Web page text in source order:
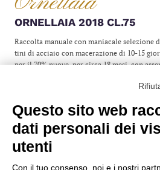
ORNELLAIA 2018 CL.75
Raccolta manuale con maniacale selezione
tini di acciaio con macerazione di 10-15
per il 70% nuove, per circa 18 mesi, con
mesi. Un vino mitico, immancabile in ogni
Colore
Rosso
Formato
75
Gradazione
14,00%
Anno
2018
Denominazione
Nazione
Italia
Regione
Questo sito web
dati personali dei
utenti
Con il tuo consenso, noi e i nostri